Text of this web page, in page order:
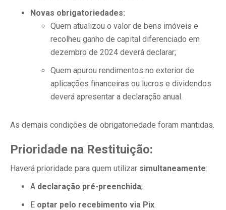
Novas obrigatoriedades:
Quem atualizou o valor de bens imóveis e
recolheu ganho de capital diferenciado em
dezembro de 2024 deverá declarar;
Quem apurou rendimentos no exterior de
aplicações financeiras ou lucros e dividendos
deverá apresentar a declaração anual.
As demais condições de obrigatoriedade foram mantidas.
Prioridade na Restituição:
Haverá prioridade para quem utilizar simultaneamente:
A declaração pré-preenchida;
E optar pelo recebimento via Pix.